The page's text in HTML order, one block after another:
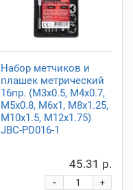
Набор метчиков и
плашек метрический
16пр. (М3х0.5, М4х0.7,
М5х0.8, М6х1, М8х1.25,
М10х1.5, М12х1.75)
JBC-PD016-1
45.31 р.
+
-